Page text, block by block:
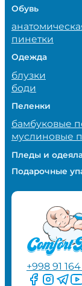
Обувь
пинетки
Одежда
блузки
боди
Пеленки
бамбуковые
муслиновые
Пледы и
Подарочные
+998 91
Следите